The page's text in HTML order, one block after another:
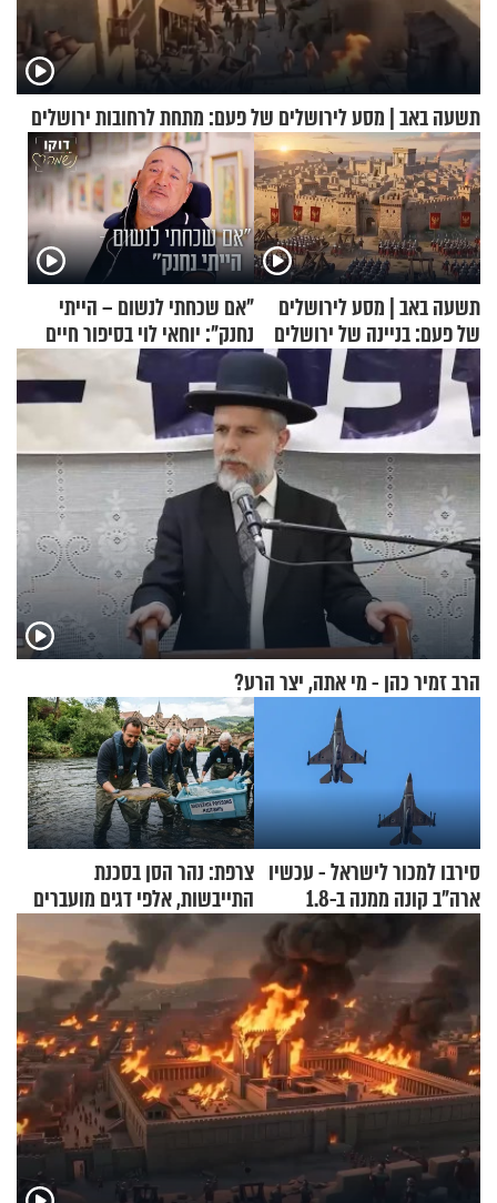
תשעה באב | מסע לירושלים של פעם: מתחת לרחובות ירושלים
תשעה באב | מסע לירושלים
של פעם: בניינה של ירושלים
"אם שכחתי לנשום – הייתי
נחנק": יוחאי לוי בסיפור חיים
מעורר השראה
הרב זמיר כהן - מי אתה, יצר הרע?
סירבו למכור לישראל - עכשיו
ארה"ב קונה ממנה ב-1.8
מיליארד דולר
צרפת: נהר הסן בסכנת
התייבשות, אלפי דגים מועברים
במבצעי חילוץ